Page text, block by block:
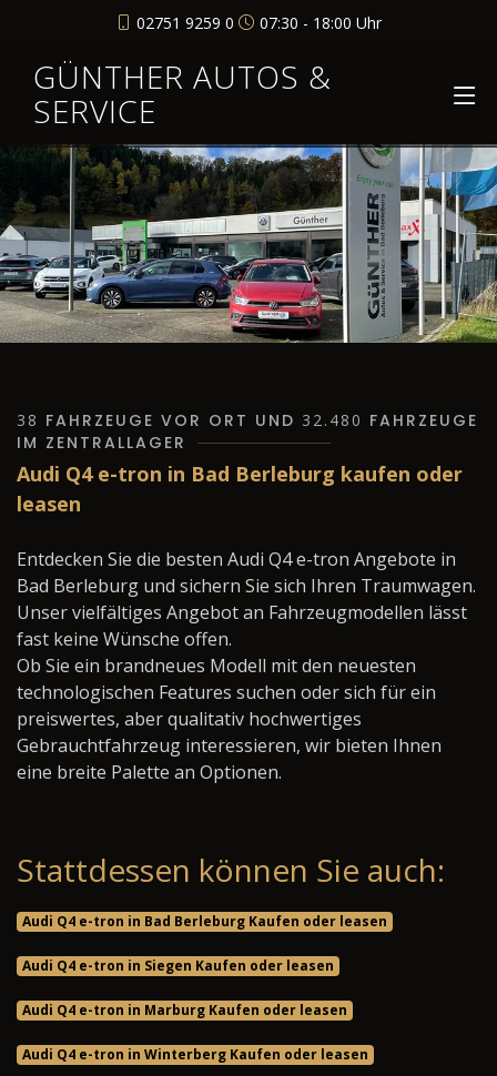
02751 9259 0 07:30 - 18:00 Uhr
GÜNTHER AUTOS &
SERVICE
38 FAHRZEUGE VOR ORT UND 32.480 FAHRZEUGE
IM ZENTRALLAGER
Audi Q4 e-tron in Bad Berleburg kaufen oder
leasen
Entdecken Sie die besten Audi Q4 e-tron Angebote in
Bad Berleburg und sichern Sie sich Ihren Traumwagen.
Unser vielfältiges Angebot an Fahrzeugmodellen lässt
fast keine Wünsche offen.
Ob Sie ein brandneues Modell mit den neuesten
technologischen Features suchen oder sich für ein
preiswertes, aber qualitativ hochwertiges
Gebrauchtfahrzeug interessieren, wir bieten Ihnen
eine breite Palette an Optionen.
Stattdessen können Sie auch:
Audi Q4 e-tron in Bad Berleburg Kaufen oder leasen
Audi Q4 e-tron in Siegen Kaufen oder leasen
Audi Q4 e-tron in Marburg Kaufen oder leasen
Audi Q4 e-tron in Winterberg Kaufen oder leasen